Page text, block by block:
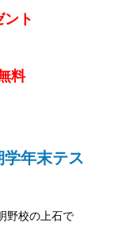
ント
料
学年末テス
野校の上石で